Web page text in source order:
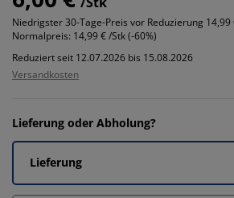
Niedrigster 30-Tage-Preis vor Reduzierung 14,99
Normalpreis: 14,99 € /Stk (-60%)
Reduziert seit 12.07.2026 bis 15.08.2026
Versandkosten
Lieferung oder Abholung?
Lieferung